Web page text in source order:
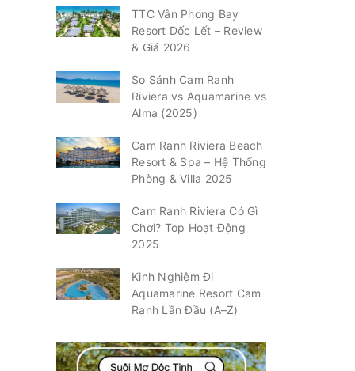
TTC Vân Phong Bay
Resort Dốc Lết – Review
& Giá 2026
So Sánh Cam Ranh
Riviera vs Aquamarine vs
Alma (2025)
Cam Ranh Riviera Beach
Resort & Spa – Hệ Thống
Phòng & Villa 2025
Cam Ranh Riviera Có Gì
Chơi? Top Hoạt Động
2025
Kinh Nghiệm Đi
Aquamarine Resort Cam
Ranh Lần Đầu (A–Z)